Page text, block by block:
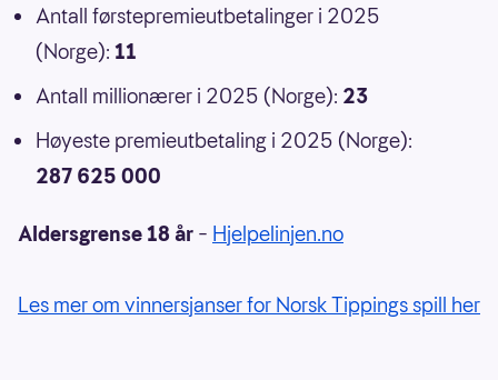
Antall førstepremieutbetalinger i 2025
(Norge): 11
Antall millionærer i 2025 (Norge): 23
Høyeste premieutbetaling i 2025 (Norge):
287 625 000
Aldersgrense 18 år – Hjelpelinjen.no
Les mer om vinnersjanser for Norsk Tippings spill her